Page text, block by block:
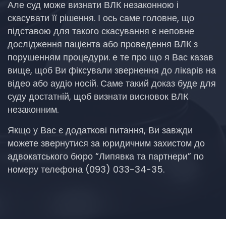
Але суд може визнати ВЛК незаконною і
скасувати її рішення. І ось саме головне, що
підставою для такого скасування є неповне
дослідження пацієнта або проведення ВЛК з
порушенням процедури. е те про що я Вас казав
вище, щоб Ви фіксували звернення до лікарів на
відео або аудіо носій. Саме такий доказ буде для
суду достатній, щоб визнати висновок ВЛК
незаконним.
Якщо у Вас є додаткові питання, Ви завжди
можете звернутися за юридичним захистом до
адвокатського бюро “Липявка та партнери” по
номеру телефона (093) 033-34-35.